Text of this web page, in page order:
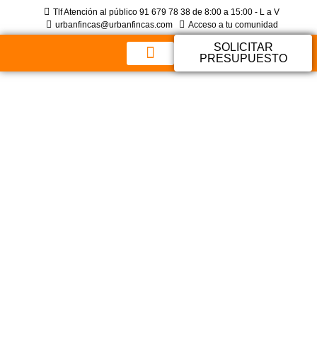
Tlf Atención al público 91 679 78 38 de 8:00 a 15:00 - L a V
urbanfincas@urbanfincas.com
Acceso a tu comunidad
SOLICITAR
PRESUPUESTO